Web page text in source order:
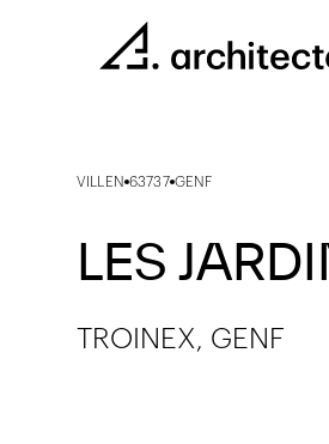
VILLEN 63737 GENF
LES
TROINEX, GENF